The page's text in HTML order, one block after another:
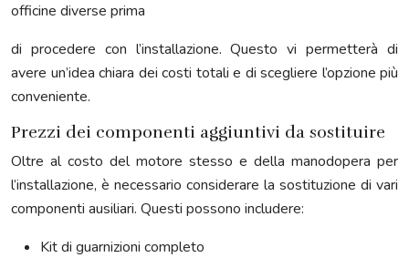
officine diverse prima
di procedere con l’installazione. Questo vi permetterà di
avere un’idea chiara dei costi totali e di scegliere l’opzione più
conveniente.
Prezzi dei componenti aggiuntivi da sostituire
Oltre al costo del motore stesso e della manodopera per
l’installazione, è necessario considerare la sostituzione di vari
componenti ausiliari. Questi possono includere:
Kit di guarnizioni completo